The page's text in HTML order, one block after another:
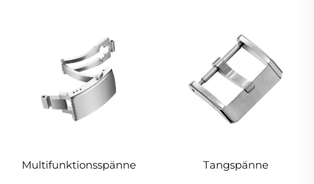
Multifunktionsspänne Tangspänne